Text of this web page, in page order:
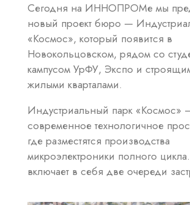
Сегодня на ИННОПРОМе мы
новый проект бюро —
«Космос», который появится в
Новокольцовском, рядом со
кампусом УрФУ, Экспо и
жилыми кварталами.
Индустриальный парк «Космос»
современное технологичное
где разместятся производства
микроэлектроники полного
включает в себя две очереди